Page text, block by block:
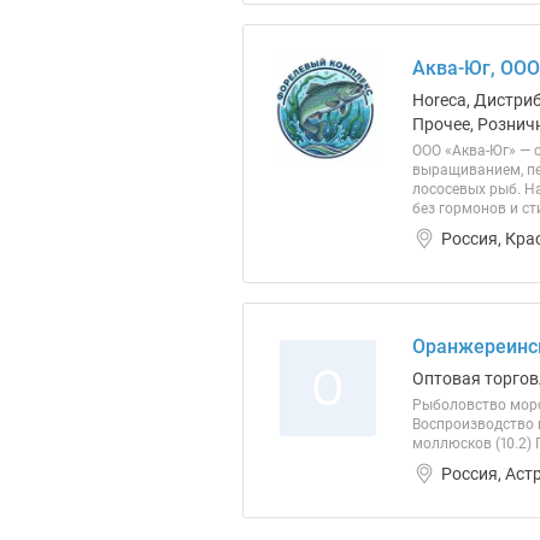
Аква-Юг, ООО
Horeca,
Прочее,
ООО «Аква-Юг» —
выращиванием,
лососевых рыб.
без гормонов и
Россия,
Оптовая
Рыболовство
моллюсков (10.2)
Россия,